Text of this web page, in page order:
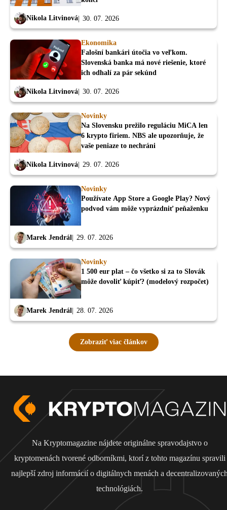
Nikola Litvinová 30. 07. 2026
Ekonomika
Falošní bankári útočia vo veľkom.
Slovenská banka má nové riešenie, ktoré
ich odhalí za pár sekúnd
Nikola Litvinová 30. 07. 2026
Novinky
Na Slovensku prežilo reguláciu MiCA len
6 krypto firiem. NBS ale upozorňuje, že
vaše peniaze to nechráni
Nikola Litvinová 29. 07. 2026
Novinky
Používate App Store a Google Play? Nový
podvod vám môže vyprázdniť peňaženku
Marek Jendrál 29. 07. 2026
Novinky
1 500 eur plat – čo všetko si za to Slovák
môže dovoliť kúpiť? (modelový rozpočet)
Marek Jendrál 28. 07. 2026
Zobraziť viac článkov
Na Kryptomagazine nájdete originálne spravodajstvo o
kryptomenách tvorené odborníkmi, ktorí z tohto magazínu spravili
najlepší zdroj informácií o digitálnych menách a
technológiách.